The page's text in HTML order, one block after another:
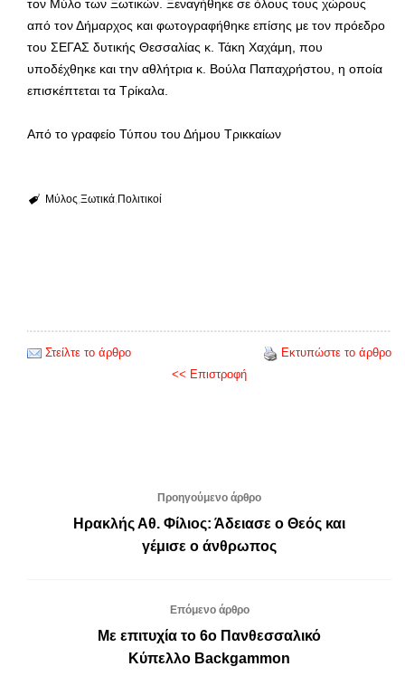
τον Μύλο των Ξωτικών. Ξεναγήθηκε σε όλους τους χώρους
από τον Δήμαρχος και φωτογραφήθηκε επίσης με τον πρόεδρο
του ΣΕΓΑΣ δυτικής Θεσσαλίας κ. Τάκη Χαχάμη, που
υποδέχθηκε και την αθλήτρια κ. Βούλα Παπαχρήστου, η οποία
επισκέπτεται τα Τρίκαλα.
Από το γραφείο Τύπου του Δήμου Τρικκαίων
Μύλος Ξωτικά Πολιτικοί
Στείλτε το άρθρο
Εκτυπώστε το άρθρο
<< Επιστροφή
Προηγούμενο άρθρο
Ηρακλής Αθ. Φίλιος: Άδειασε ο Θεός και
γέμισε ο άνθρωπος
Επόμενο άρθρο
Με επιτυχία το 6ο Πανθεσσαλικό
Κύπελλο Backgammon